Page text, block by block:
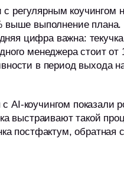
регулярным коучингом
выше выполнение плана.
цифра важна: текучка
менеджера стоит от
в период выхода
AI-коучингом показали
выстраивают такой
постфактум, обратная